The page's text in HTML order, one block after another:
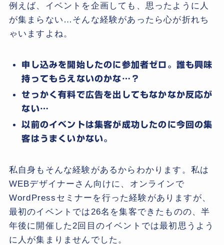
例えば、イベントを企画しても、思ったように人
が集まらない…そんな経験があったら心が折れち
ゃいますよね。
申し込みを開始したのに参加者ゼロ。誰も興味
持ってもらえないのかな…？
せっかく有料で広告を出してもなかなか反応が
ない…
以前のイベントは集客が成功したのに今回の集
客はうまくいかない。
私自身もそんな経験があるからわかります。私は
WEBデザイナーさん向けに、オンラインで
WordPressセミナーを行った経験がありますが、
最初のイベントでは26名を集客できたものの、半
年後に開催した2回目のイベントでは最初思うよう
に人が集まりませんでした。